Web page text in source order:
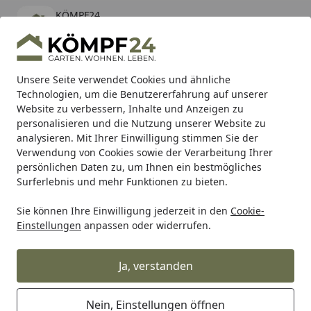
Unsere Seite verwendet Cookies und ähnliche
Technologien, um die Benutzererfahrung auf unserer
Website zu verbessern, Inhalte und Anzeigen zu
personalisieren und die Nutzung unserer Website zu
analysieren. Mit Ihrer Einwilligung stimmen Sie der
Verwendung von Cookies sowie der Verarbeitung Ihrer
persönlichen Daten zu, um Ihnen ein bestmögliches
Surferlebnis und mehr Funktionen zu bieten.
Sie können Ihre Einwilligung jederzeit in den Cookie-
Einstellungen anpassen oder widerrufen.
Ja, verstanden
Nein, Einstellungen öffnen
KÖMPF24
kostenlos - Im App Store
Hotline
Alle Produkte
Mein Konto
Suchen
Karibu Pools inkl. gratis Sandfilteranlage & Pool-
Starterset (Gesamtwert bis 468,99€)
Startseite
Meister Meister Leisten Meister Deckenleisten
MEISTER Faltleiste groß 2380 x 35 x
3,5 mm 20106 White wood